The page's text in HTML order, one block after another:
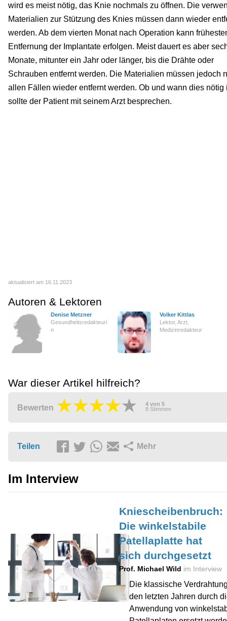
wird es meist nötig, das Knie nochmals zu öffnen. Die
Materialien zur Stützung des Knies müssen dann wieder
werden. Ab dem vierten Monat nach Operation kann
Entfernung der Implantate erfolgen. Meist dauert es aber
Monate, mitunter ein Jahr oder länger, bis die Drähte oder
Schrauben entfernt werden. Die Materialien müssen jedoch
allen Fällen wieder entfernt werden. Ob und wann dies nötig
sollte der Patient mit seinem Arzt besprechen.
aktualisiert am 16.11.2023
Autoren & Lektoren
Denise Metzner
Gesundheitsredakteuri
n
Volker Kittlas
Lektor, Arzt,
Medizinredakteur
War dieser Artikel hilfreich?
Bewerten 4 von 5
8 Stimmen
Teilen Mehr
Im Interview
Kniescheibenbruch:
Die winkelstabile
Patellaplatte hat
sich durchgesetzt
Prof. Michael Wild im Interview
Die klassische
den letzten Jahren durch
Anwendung von